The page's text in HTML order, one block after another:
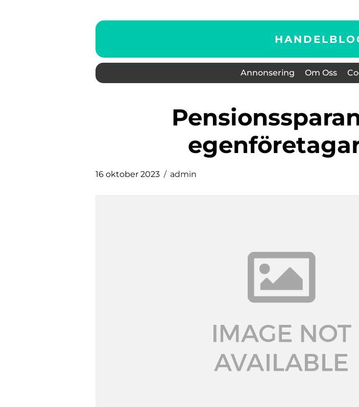
Annonsering Om Oss
pensionssparande
16 oktober 2023 admin